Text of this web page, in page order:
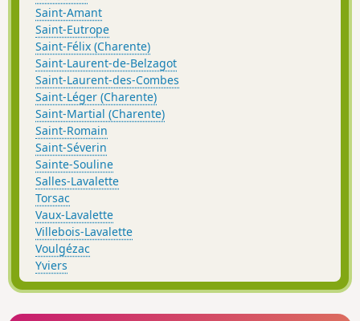
Saint-Amant
Saint-Eutrope
Saint-Félix (Charente)
Saint-Laurent-de-Belzagot
Saint-Laurent-des-Combes
Saint-Léger (Charente)
Saint-Martial (Charente)
Saint-Romain
Saint-Séverin
Sainte-Souline
Salles-Lavalette
Torsac
Vaux-Lavalette
Villebois-Lavalette
Voulgézac
Yviers